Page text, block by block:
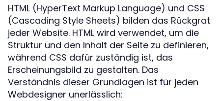
HTML (HyperText Markup Language) und CSS
(Cascading Style Sheets) bilden das Rückgrat
jeder Website. HTML wird verwendet, um die
Struktur und den Inhalt der Seite zu definieren,
während CSS dafür zuständig ist, das
Erscheinungsbild zu gestalten. Das
Verständnis dieser Grundlagen ist für jeden
Webdesigner unerlässlich: